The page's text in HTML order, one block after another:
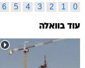
0
1
2
3
4
5
6
עוד בוואלה